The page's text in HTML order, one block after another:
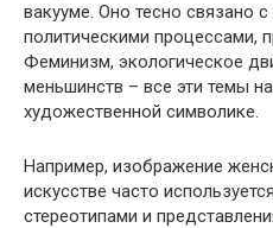
вакууме. Оно тесно связано
политическими процессами,
Феминизм, экологическое
меньшинств – все эти темы
художественной символике.
Например, изображение
искусстве часто
стереотипами и